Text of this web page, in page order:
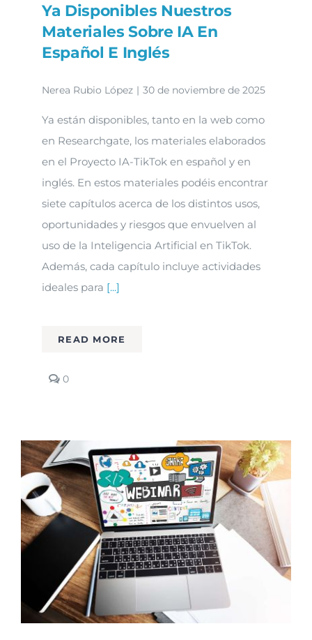
Ya Disponibles Nuestros
Materiales Sobre IA En
Español E Inglés
Nerea Rubio López | 30 de noviembre de 2025
Ya están disponibles, tanto en la web como
en Researchgate, los materiales elaborados
en el Proyecto IA-TikTok en español y en
inglés. En estos materiales podéis encontrar
siete capítulos acerca de los distintos usos,
oportunidades y riesgos que envuelven al
uso de la Inteligencia Artificial en TikTok.
Además, cada capítulo incluye actividades
ideales para [...]
READ MORE
0comments
materiales
sobre
IA
en
español
e
inglés